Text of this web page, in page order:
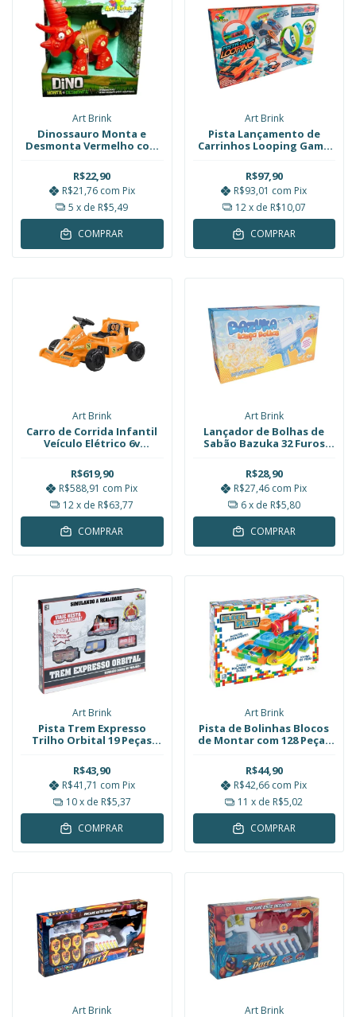
Art Brink
Dinossauro Monta e
Desmonta Vermelho com
R$22,90
R$21,76 com Pix
5 x de R$5,49
COMPRAR
Art Brink
Pista Lançamento de
Carrinhos Looping Game
R$97,90
R$93,01 com Pix
12x de R$10,07
COMPRAR
Art Brink
Carro de Corrida Infantil
Veículo Elétrico 6v
Art Brink
R$619,90
R$588,91 com Pix
12x de R$63,77
COMPRAR
Art Brink
Lançador de Bolhas de
Sabão Bazuka 32 Furos
R$28,90
R$27,46 com Pix
6x de R$5,80
COMPRAR
Art Brink
Pista Trem Expresso
Trilho Orbital 19 Peças
R$43,90
R$41,71 com Pix
10x de R$5,37
COMPRAR
Art Brink
Pista de Bolinhas Blocos
de Montar com 128 Peças
R$44,90
R$42,66 com Pix
11 x de R$5,02
COMPRAR
Art Brink Art Brink